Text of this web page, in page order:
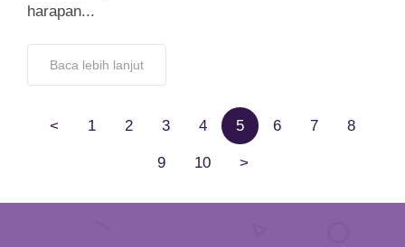
harapan...
Baca lebih lanjut
< 1 2 3 4 5 6 7 8
9 10 >